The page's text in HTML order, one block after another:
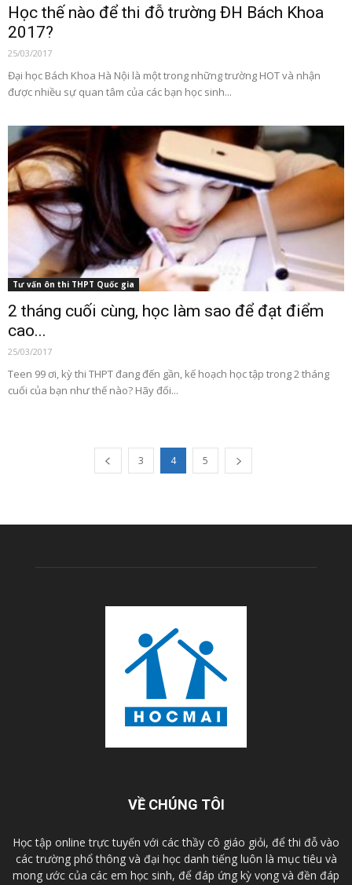
Học thế nào để thi đỗ trường ĐH Bách Khoa
2017?
25/03/2017
Đại học Bách Khoa Hà Nội là một trong những trường HOT và nhận
được nhiều sự quan tâm của các bạn học sinh...
Tư vấn ôn thi THPT Quốc gia
2 tháng cuối cùng, học làm sao để đạt điểm
cao...
25/03/2017
Teen 99 ơi, kỳ thi THPT đang đến gần, kế hoạch học tập trong 2 tháng
cuối của bạn như thế nào? Hãy đối...
3 4 5
VỀ CHÚNG TÔI
Học tập online trực tuyến với các thầy cô giáo giỏi, để thi đỗ vào
các trường phổ thông và đại học danh tiếng luôn là mục tiêu và
mong ước của các em học sinh, để đáp ứng kỳ vọng và đền đáp